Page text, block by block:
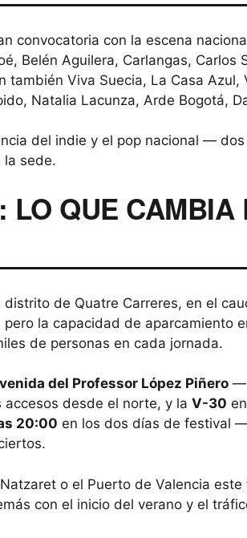
convocatoria con la escena
Belén Aguilera, Carlangas, Carlos
también Viva Suecia, La Casa
Natalia Lacunza, Arde Bogotá,
del indie y el pop nacional —
la sede.
LO QUE
de Quatre Carreres, en el
la capacidad de aparcamiento
de personas en cada jornada.
del Professor López Piñero —
accesos desde el norte, y la V-30
20:00 en los dos días de festival
o el Puerto de Valencia
con el inicio del verano y el